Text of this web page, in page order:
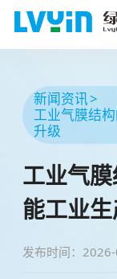
新闻资讯
工业气膜结
升级
工业气
能工业
发布时间：